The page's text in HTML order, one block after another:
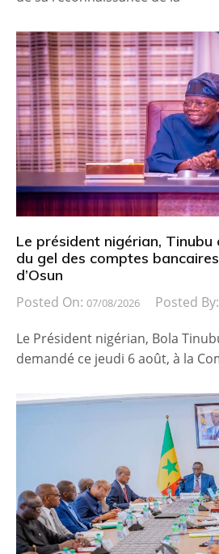
Le président nigérian, Tinubu
du gel des comptes
d’Osun
Posted On: 07/08/2026 Posted By:
Le Président nigérian, Bola
demandé ce jeudi 6 août, à la